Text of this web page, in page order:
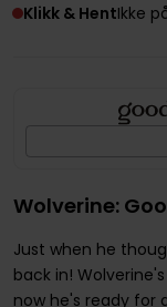
Klikk & HentIkke
Wolverine:
Just when he
back in!
now he's ready for